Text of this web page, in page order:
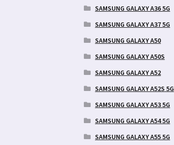
SAMSUNG GALAXY A36 5G
SAMSUNG GALAXY A37 5G
SAMSUNG GALAXY A50
SAMSUNG GALAXY A50S
SAMSUNG GALAXY A52
SAMSUNG GALAXY A52S 5G
SAMSUNG GALAXY A53 5G
SAMSUNG GALAXY A54 5G
SAMSUNG GALAXY A55 5G